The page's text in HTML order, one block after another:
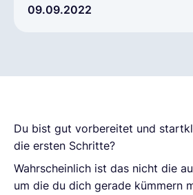
09.09.2022Contractor
Du bist gut vorbereitet und
die ersten Schritte?
Wahrscheinlich ist das nicht die
um die du dich gerade kümmern